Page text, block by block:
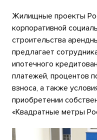
Жилищные проекты
корпоративной
строительства
предлагает
ипотечного
платежей, процентов
взноса, а также
приобретении
«Квадратные метры